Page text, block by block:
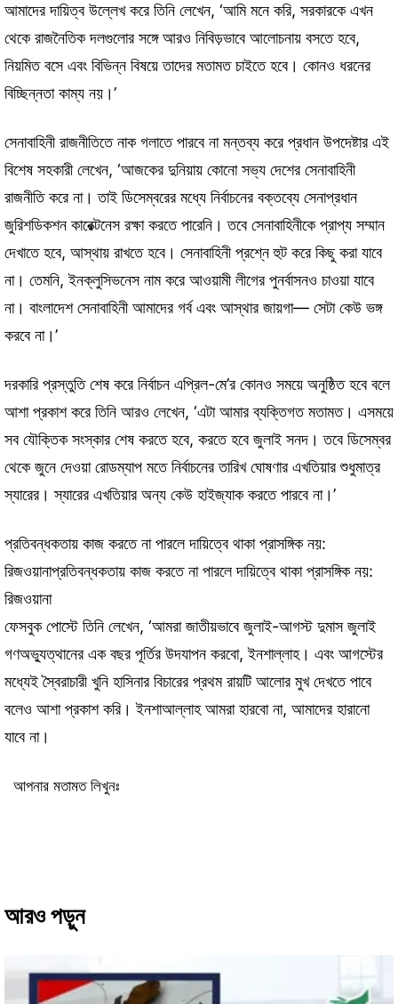
আমাদের দায়িত্ব উল্লেখ করে তিনি লেখেন, ‘আমি মনে করি, সরকারকে এখন
থেকে রাজনৈতিক দলগুলোর সঙ্গে আরও নিবিড়ভাবে আলোচনায় বসতে হবে,
নিয়মিত বসে এবং বিভিন্ন বিষয়ে তাদের মতামত চাইতে হবে। কোনও ধরনের
বিচ্ছিন্নতা কাম্য নয়।’
সেনাবাহিনী রাজনীতিতে নাক গলাতে পারবে না মন্তব্য করে প্রধান উপদেষ্টার এই
বিশেষ সহকারী লেখেন, ‘আজকের দুনিয়ায় কোনো সভ্য দেশের সেনাবাহিনী
রাজনীতি করে না। তাই ডিসেম্বরের মধ্যে নির্বাচনের বক্তব্যে সেনাপ্রধান
জুরিশডিকশন কারেক্টনেস রক্ষা করতে পারেনি। তবে সেনাবাহিনীকে প্রাপ্য সম্মান
দেখাতে হবে, আস্থায় রাখতে হবে। সেনাবাহিনী প্রশ্নে হুট করে কিছু করা যাবে
না। তেমনি, ইনক্লুসিভনেস নাম করে আওয়ামী লীগের পুনর্বাসনও চাওয়া যাবে
না। বাংলাদেশ সেনাবাহিনী আমাদের গর্ব এবং আস্থার জায়গা— সেটা কেউ ভঙ্গ
করবে না।’
দরকারি প্রস্তুতি শেষ করে নির্বাচন এপ্রিল-মে’র কোনও সময়ে অনুষ্ঠিত হবে বলে
আশা প্রকাশ করে তিনি আরও লেখেন, ‘এটা আমার ব্যক্তিগত মতামত। এসময়ে
সব যৌক্তিক সংস্কার শেষ করতে হবে, করতে হবে জুলাই সনদ। তবে ডিসেম্বর
থেকে জুনে দেওয়া রোডম্যাপ মতে নির্বাচনের তারিখ ঘোষণার এখতিয়ার শুধুমাত্র
স্যারের। স্যারের এখতিয়ার অন্য কেউ হাইজ্যাক করতে পারবে না।’
প্রতিবন্ধকতায় কাজ করতে না পারলে দায়িত্বে থাকা প্রাসঙ্গিক নয়:
রিজওয়ানাপ্রতিবন্ধকতায় কাজ করতে না পারলে দায়িত্বে থাকা প্রাসঙ্গিক নয়:
রিজওয়ানা
ফেসবুক পোস্টে তিনি লেখেন, ‘আমরা জাতীয়ভাবে জুলাই-আগস্ট দুমাস জুলাই
গণঅভ্যুত্থানের এক বছর পূর্তির উদযাপন করবো, ইনশাল্লাহ। এবং আগস্টের
মধ্যেই স্বৈরাচারী খুনি হাসিনার বিচারের প্রথম রায়টি আলোর মুখ দেখতে পাবে
বলেও আশা প্রকাশ করি। ইনশাআল্লাহ আমরা হারবো না, আমাদের হারানো
যাবে না।
আপনার মতামত লিখুনঃ
আরও পড়ুন